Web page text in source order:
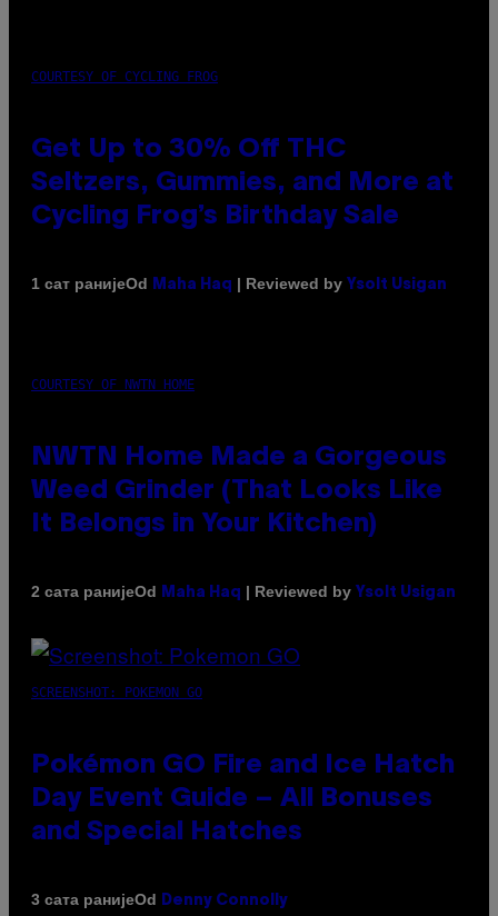
COURTESY OF CYCLING FROG
Get Up to 30% Off THC
Seltzers, Gummies, and More at
Cycling Frog’s Birthday Sale
1 сат ранијеOd Maha Haq | Reviewed by Ysolt Usigan
COURTESY OF NWTN HOME
NWTN Home Made a Gorgeous
Weed Grinder (That Looks Like
It Belongs in Your Kitchen)
2 сата ранијеOd Maha Haq | Reviewed by Ysolt Usigan
SCREENSHOT: POKEMON GO
Pokémon GO Fire and Ice Hatch
Day Event Guide – All Bonuses
and Special Hatches
3 сата ранијеOd Denny Connolly